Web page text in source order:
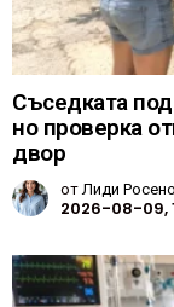
Съседката
но проверка
двор
отЛиди
2026-08-09,